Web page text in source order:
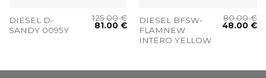
DIESEL D-
SANDY 0095Y
125.00€
81.00€
DIESEL BFSW-
FLAMNEW
INTERO YELLOW
80.00€
48.00€